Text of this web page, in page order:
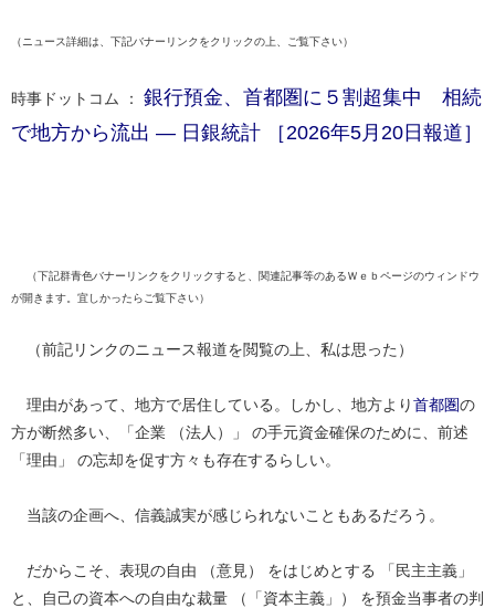
（ニュース詳細は、下記バナーリンクをクリックの上、ご覧下さい）
時事ドットコム ： 銀行預金、首都圏に５割超集中 相続
で地方から流出 ― 日銀統計 ［2026年5月20日報道］
（下記群青色バナーリンクをクリックすると、関連記事等のあるＷｅｂページのウィンドウ
が開きます。宜しかったらご覧下さい）
（前記リンクのニュース報道を閲覧の上、私は思った）
理由があって、地方で居住している。しかし、地方より首都圏の
方が断然多い、「企業 （法人）」 の手元資金確保のために、前述
「理由」 の忘却を促す方々も存在するらしい。
当該の企画へ、信義誠実が感じられないこともあるだろう。
だからこそ、表現の自由 （意見） をはじめとする 「民主主義」
と、自己の資本への自由な裁量 （「資本主義」） を預金当事者の判